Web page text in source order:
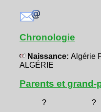
Chronologie
Naissance: Algérie
ALGÉRIE
Parents et grand-
? ?